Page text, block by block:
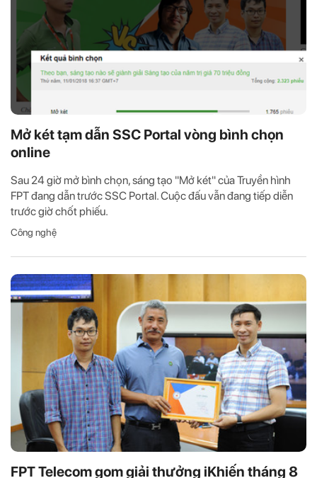
Mở két tạm dẫn SSC Portal vòng bình chọn
online
Sau 24 giờ mở bình chọn, sáng tạo "Mở két" của Truyền hình
FPT đang dẫn trước SSC Portal. Cuộc đấu vẫn đang tiếp diễn
trước giờ chốt phiếu.
Công nghệ
FPT Telecom gom giải thưởng iKhiến tháng 8